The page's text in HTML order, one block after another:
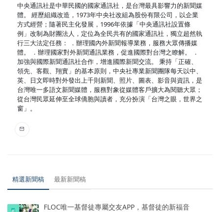
中央通訊社是中華民國的國家通訊社，是台灣最具影響力的新聞媒
體。 經歷組織改造，1973年中央社改組為股份有限公司，以企業
方式經營；隨著民主化發展，1996年依據「中央通訊社設置條
例」改制為財團法人，定位為全民共有的國家通訊社，獨立超然執
行三大法定任務： ．辦理國內外新聞報導業務，服務大眾傳播媒
體。 ．辦理國家對外新聞通訊業務，促進國際對台灣之瞭解。 ．
加強與國際新聞通訊社合作，增進國際新聞交流。 秉持「正確、
領先、客觀、翔實」的基本原則，中央社專業新聞團隊每天以中、
英、日文即時對外發出上千則新聞、照片、圖表、影音與資訊，是
台灣唯一多語文新聞媒體，服務對象從媒體客戶擴大為閱聽大眾；
從台灣民眾延伸至全球僑胞與讀者，充分扮演「台灣之眼，世界之
窗」。
精選新聞稿 最新新聞稿
FLOC唯一基督徒專屬交友APP，基督徒的新福音